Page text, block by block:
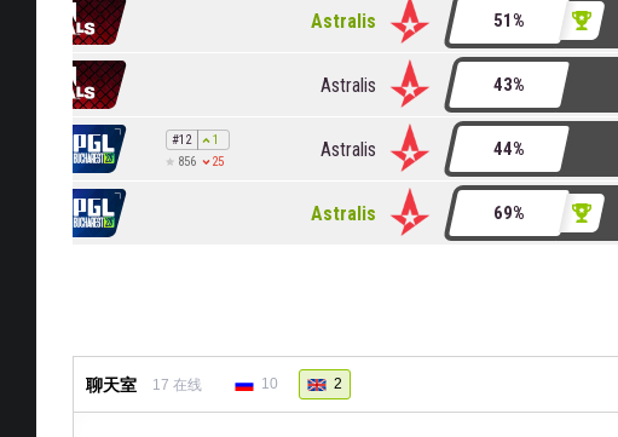
Astralis 51%
Astralis 43%
#12
1
856
25
Astralis 44%
Astralis 69%
聊天室 17 在线 10 2